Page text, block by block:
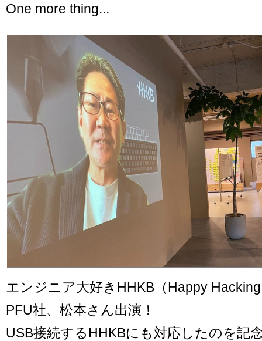
One more thing...
エンジニア大好きHHKB（Happy
PFU社、松本さん出演！
USB接続するHHKBにも対応したのを記